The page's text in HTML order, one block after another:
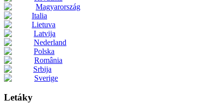
Magyarország
Italia
Lietuva
Latvija
Nederland
Polska
România
Srbija
Sverige
Letáky